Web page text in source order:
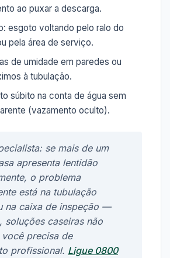
ao puxar a descarga.
esgoto voltando pelo ralo do
pela área de serviço.
de umidade em paredes ou
à tubulação.
súbito na conta de água sem
(vazamento oculto).
se mais de um
apresenta lentidão
o problema
está na tubulação
na caixa de inspeção —
soluções caseiras não
precisa de
profissional. Ligue 0800